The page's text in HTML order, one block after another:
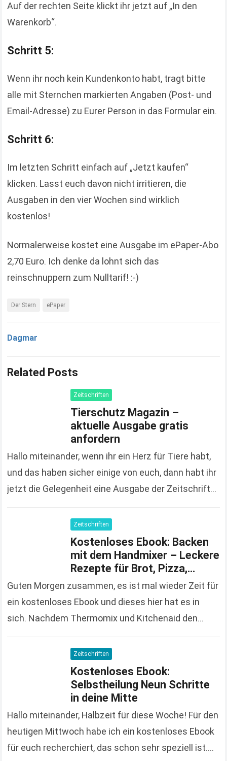
Auf der rechten Seite klickt ihr jetzt auf „In den
Warenkorb“.
Schritt 5:
Wenn ihr noch kein Kundenkonto habt, tragt bitte
alle mit Sternchen markierten Angaben (Post- und
Email-Adresse) zu Eurer Person in das Formular ein.
Schritt 6:
Im letzten Schritt einfach auf „Jetzt kaufen“
klicken. Lasst euch davon nicht irritieren, die
Ausgaben in den vier Wochen sind wirklich
kostenlos!
Normalerweise kostet eine Ausgabe im ePaper-Abo
2,70 Euro. Ich denke da lohnt sich das
reinschnuppern zum Nulltarif! :-)
Der Stern ePaper
Dagmar
Related Posts
Zeitschriften
Tierschutz Magazin –
aktuelle Ausgabe gratis
anfordern
Hallo miteinander, wenn ihr ein Herz für Tiere habt,
und das haben sicher einige von euch, dann habt ihr
jetzt die Gelegenheit eine Ausgabe der Zeitschrift
Zeitschriften
Kostenloses Ebook: Backen
mit dem Handmixer – Leckere
Rezepte für Brot, Pizza,
Kuchen
Guten Morgen zusammen, es ist mal wieder Zeit für
ein kostenloses Ebook und dieses hier hat es in
sich. Nachdem Thermomix und Kitchenaid den
Zeitschriften
Kostenloses Ebook:
Selbstheilung Neun Schritte
in deine Mitte
Hallo miteinander, Halbzeit für diese Woche! Für den
heutigen Mittwoch habe ich ein kostenloses Ebook
für euch recherchiert, das schon sehr speziell ist.